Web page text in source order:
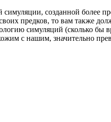
созданной более
предков, то вам также
симуляций (сколько бы
с нашим, значительно